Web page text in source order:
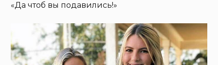
«Да чтоб вы подавились!»